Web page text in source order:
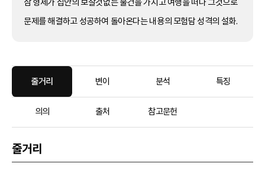
삼 형제가 집안의 보잘것없는 물건을 가지고 여행을 떠나 그것으로
문제를 해결하고 성공하여 돌아온다는 내용의 모험담 성격의 설화.
줄거리 변이 분석 특징
의의 출처 참고문헌
줄거리